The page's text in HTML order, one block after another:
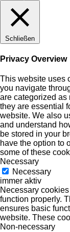
Schließen
Privacy Overview
This website uses
you navigate
are categorized as
they are essential
website. We also
and understand
be stored in your
have the option to
some of these
Necessary
Necessary
immer aktiv
Necessary
function properly.
ensures basic
website. These
Non-necessary